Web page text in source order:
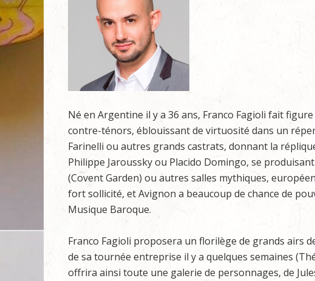
Né en Argentine il y a 36 ans, Franco Fagioli fait
contre-ténors, éblouissant de virtuosité dans un
Farinelli ou autres grands castrats, donnant la
Philippe Jaroussky ou Placido Domingo, se
(Covent Garden) ou autres salles mythiques,
fort sollicité, et Avignon a beaucoup de chance de
Musique Baroque.
Franco Fagioli proposera un florilège de grands airs
de sa tournée entreprise il y a quelques semaines
offrira ainsi toute une galerie de personnages, de